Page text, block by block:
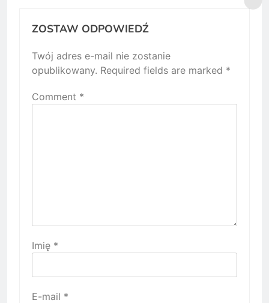
ZOSTAW ODPOWIEDŹ
Twój adres e-mail nie zostanie
opublikowany. Required fields are marked *
Comment *
Imię *
E-mail *